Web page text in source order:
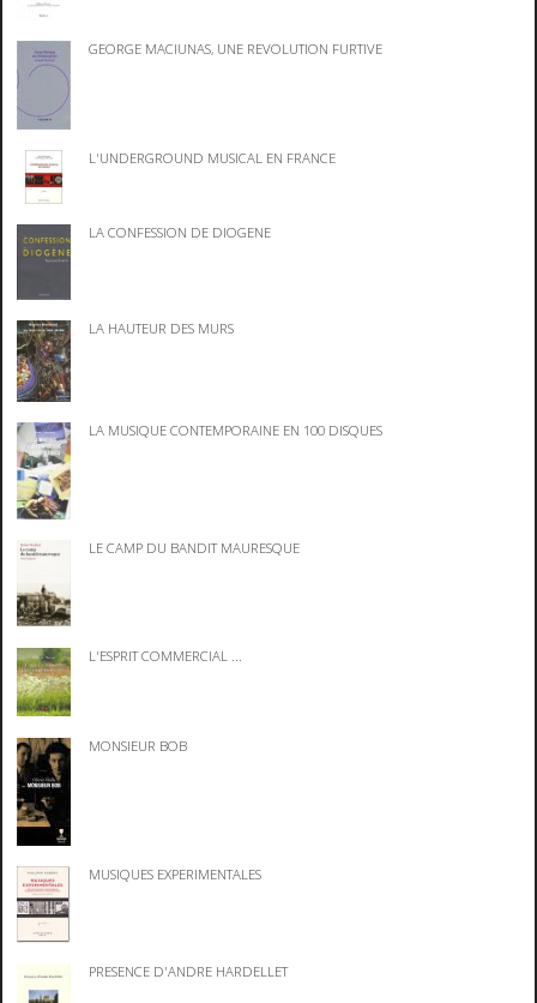
GEORGE MACIUNAS, UNE REVOLUTION FURTIVE
L'UNDERGROUND MUSICAL EN FRANCE
LA CONFESSION DE DIOGENE
LA HAUTEUR DES MURS
LA MUSIQUE CONTEMPORAINE EN 100 DISQUES
LE CAMP DU BANDIT MAURESQUE
L'ESPRIT COMMERCIAL ...
MONSIEUR BOB
MUSIQUES EXPERIMENTALES
PRESENCE D'ANDRE HARDELLET